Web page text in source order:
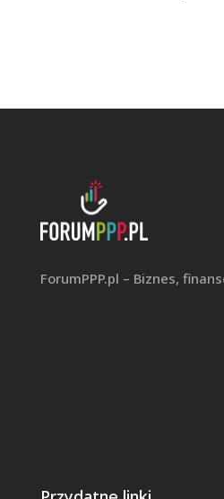
ForumPPP.pl – Biznes,